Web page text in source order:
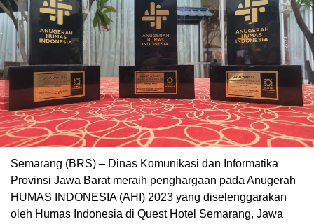
Semarang (BRS) – Dinas Komunikasi dan Informatika
Provinsi Jawa Barat meraih penghargaan pada Anugerah
HUMAS INDONESIA (AHI) 2023 yang diselenggarakan
oleh Humas Indonesia di Quest Hotel Semarang, Jawa